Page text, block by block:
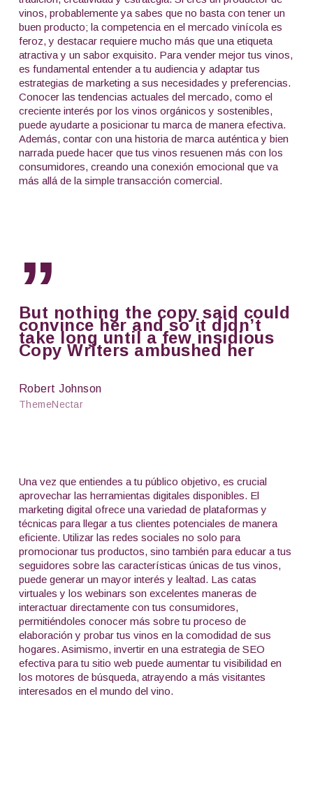
vinos, probablemente ya sabes que no basta con tener un
buen producto; la competencia en el mercado vinícola es
feroz, y destacar requiere mucho más que una etiqueta
atractiva y un sabor exquisito. Para vender mejor tus vinos,
es fundamental entender a tu audiencia y adaptar tus
estrategias de marketing a sus necesidades y preferencias.
Conocer las tendencias actuales del mercado, como el
creciente interés por los vinos orgánicos y sostenibles,
puede ayudarte a posicionar tu marca de manera efectiva.
Además, contar con una historia de marca auténtica y bien
narrada puede hacer que tus vinos resuenen más con los
consumidores, creando una conexión emocional que va
más allá de la simple transacción comercial.
”
But nothing the copy said could
convince her and so it didn’t
take long until a few insidious
Copy Writers ambushed her
Robert Johnson
ThemeNectar
Una vez que entiendes a tu público objetivo, es crucial
aprovechar las herramientas digitales disponibles. El
marketing digital ofrece una variedad de plataformas y
técnicas para llegar a tus clientes potenciales de manera
eficiente. Utilizar las redes sociales no solo para
promocionar tus productos, sino también para educar a tus
seguidores sobre las características únicas de tus vinos,
puede generar un mayor interés y lealtad. Las catas
virtuales y los webinars son excelentes maneras de
interactuar directamente con tus consumidores,
permitiéndoles conocer más sobre tu proceso de
elaboración y probar tus vinos en la comodidad de sus
hogares. Asimismo, invertir en una estrategia de SEO
efectiva para tu sitio web puede aumentar tu visibilidad en
los motores de búsqueda, atrayendo a más visitantes
interesados en el mundo del vino.